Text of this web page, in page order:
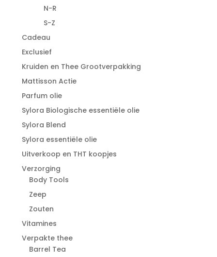
N-R
S-Z
Cadeau
Exclusief
Kruiden en Thee Grootverpakking
Mattisson Actie
Parfum olie
Sylora Biologische essentiële olie
Sylora Blend
Sylora essentiële olie
Uitverkoop en THT koopjes
Verzorging
Body Tools
Zeep
Zouten
Vitamines
Verpakte thee
Barrel Tea